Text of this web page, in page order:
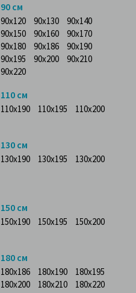
90 см
90x120 90x130
90x140
90x150
90x160
90x170
90x180
90x186
90x190
90x195
90x200
90x210
90x220
110 см
110x190 110x195 110x200
130 см
130x190 130x195 130x200
150 см
150x190 150x195 150x200
180 см
180x186 180x190
180x195
180x200
180x210 180x220